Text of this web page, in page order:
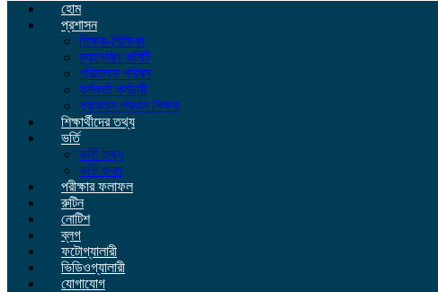
হোম
প্রশাসন
শিক্ষক-শিক্ষিকা
ম্যানেজিং কমিটি
পরিচালনা পরিষদ
কর্মকর্তা কর্মচারী
প্রাক্তন প্রধান শিক্ষক
শিক্ষার্থীদের তথ্য
ভর্তি
ভর্তি তথ্য
ভর্তি ফরম
পরীক্ষার ফলাফল
রুটিন
নোটিশ
ব্লগ
ফটোগ্যালারী
ভিডিওগ্যালারী
যোগাযোগ